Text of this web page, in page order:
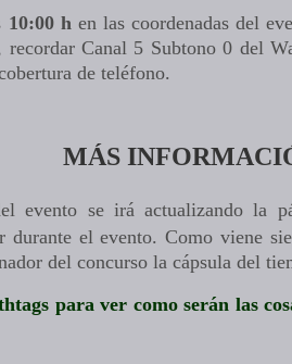
10:00 h en las coordenadas del
recordar Canal 5 Subtono 0 del
de teléfono.
MÁS
evento se irá actualizando la
durante el evento. Como viene
del concurso la cápsula del
para ver como serán las